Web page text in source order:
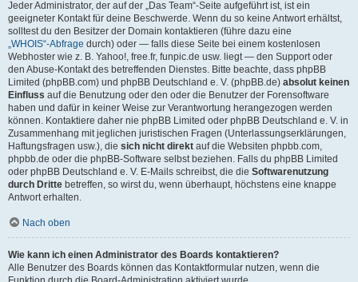
Jeder Administrator, der auf der „Das Team“-Seite aufgeführt ist, ist ein
geeigneter Kontakt für deine Beschwerde. Wenn du so keine Antwort erhältst,
solltest du den Besitzer der Domain kontaktieren (führe dazu eine
„WHOIS“-Abfrage durch) oder — falls diese Seite bei einem kostenlosen
Webhoster wie z. B. Yahoo!, free.fr, funpic.de usw. liegt — den Support oder
den Abuse-Kontakt des betreffenden Dienstes. Bitte beachte, dass phpBB
Limited (phpBB.com) und phpBB Deutschland e. V. (phpBB.de) absolut keinen
Einfluss auf die Benutzung oder den oder die Benutzer der Forensoftware
haben und dafür in keiner Weise zur Verantwortung herangezogen werden
können. Kontaktiere daher nie phpBB Limited oder phpBB Deutschland e. V. in
Zusammenhang mit jeglichen juristischen Fragen (Unterlassungserklärungen,
Haftungsfragen usw.), die sich nicht direkt auf die Websiten phpbb.com,
phpbb.de oder die phpBB-Software selbst beziehen. Falls du phpBB Limited
oder phpBB Deutschland e. V. E-Mails schreibst, die die Softwarenutzung
durch Dritte betreffen, so wirst du, wenn überhaupt, höchstens eine knappe
Antwort erhalten.
Nach oben
Wie kann ich einen Administrator des Boards kontaktieren?
Alle Benutzer des Boards können das Kontaktformular nutzen, wenn die